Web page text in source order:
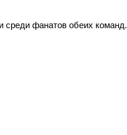
среди фанатов обеих команд.